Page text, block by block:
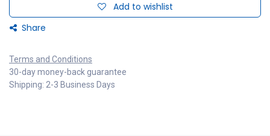
Add to wishlist
Share
Terms and Conditions
30-day money-back guarantee
Shipping: 2-3 Business Days